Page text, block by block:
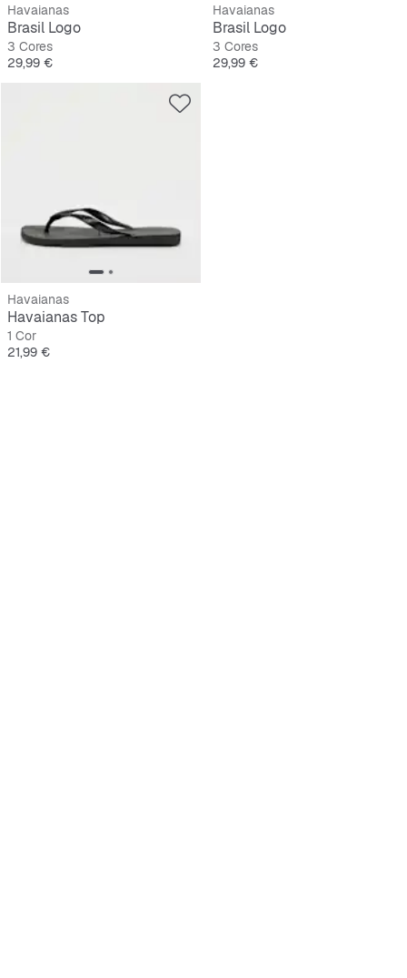
Havaianas
Brasil Logo
3 Cores
Preço
29,99 €
Havaianas
Brasil Logo
3 Cores
Preço
29,99 €
Havaianas
Havaianas Top
1 Cor
Preço
21,99 €